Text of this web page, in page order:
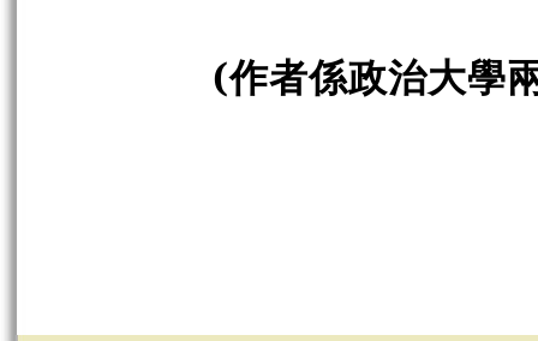
(作者係政治大學